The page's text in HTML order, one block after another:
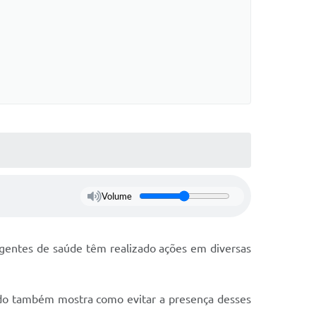
Volume
de saúde têm realizado ações em diversas
também mostra como evitar a presença desses